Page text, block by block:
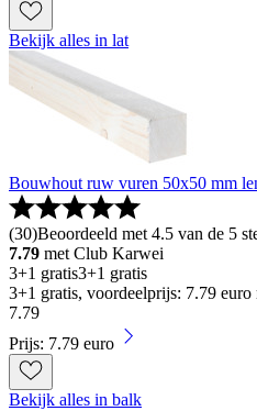
Bekijk alles in lat
Bouwhout ruw vuren 50x50 mm
(30)Beoordeeld met 4.5 van de 5
7.79 met Club Karwei
3+1 gratis3+1 gratis
3+1 gratis, voordeelprijs: 7.79
7.79
Prijs: 7.79 euro
Bekijk alles in balk